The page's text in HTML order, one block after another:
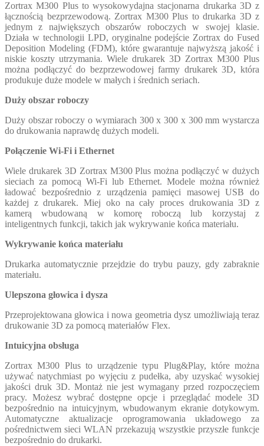
Zortrax M300 Plus to wysokowydajna stacjonarna drukarka 3D z
łącznością bezprzewodową. Zortrax M300 Plus to drukarka 3D z
jednym z największych obszarów roboczych w swojej klasie.
Działa w technologii LPD, oryginalne podejście Zortrax do Fused
Deposition Modeling (FDM), które gwarantuje najwyższą jakość i
niskie koszty utrzymania. Wiele drukarek 3D Zortrax M300 Plus
można podłączyć do bezprzewodowej farmy drukarek 3D, która
produkuje duże modele w małych i średnich seriach.
Duży obszar roboczy
Duży obszar roboczy o wymiarach 300 x 300 x 300 mm wystarcza
do drukowania naprawdę dużych modeli.
Połączenie Wi-Fi i Ethernet
Wiele drukarek 3D Zortrax M300 Plus można podłączyć w dużych
sieciach za pomocą Wi-Fi lub Ethernet. Modele można również
ładować bezpośrednio z urządzenia pamięci masowej USB do
każdej z drukarek. Miej oko na cały proces drukowania 3D z
kamerą wbudowaną w komorę roboczą lub korzystaj z
inteligentnych funkcji, takich jak wykrywanie końca materiału.
Wykrywanie końca materiału
Drukarka automatycznie przejdzie do trybu pauzy, gdy zabraknie
materiału.
Ulepszona głowica i dysza
Przeprojektowana głowica i nowa geometria dysz umożliwiają teraz
drukowanie 3D za pomocą materiałów Flex.
Intuicyjna obsługa
Zortrax M300 Plus to urządzenie typu Plug&Play, które można
używać natychmiast po wyjęciu z pudełka, aby uzyskać wysokiej
jakości druk 3D. Montaż nie jest wymagany przed rozpoczęciem
pracy. Możesz wybrać dostępne opcje i przeglądać modele 3D
bezpośrednio na intuicyjnym, wbudowanym ekranie dotykowym.
Automatyczne aktualizacje oprogramowania układowego za
pośrednictwem sieci WLAN przekazują wszystkie przyszłe funkcje
bezpośrednio do drukarki.